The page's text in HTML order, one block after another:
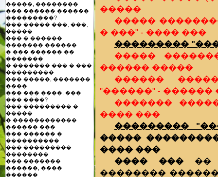
�����, ��������
��� ������ ������
���������?
��� ����� ���, ���,
�����
��� � ������
������� ������
� ��� ������ ��
�������
� ������� ��� � ���
���������
��� �����, �������
����
��� ��� ����, ���
��� ����?
��� ��������� �
�����
� ������������
������ ���
��� ������ �
����������
��� ���������
��������
��� �������
������, ����
������
�����
�����
� ���" - ���� ���
���������
�����
������ �����
������
"������" - ������
�������
���� ���
���������
�����
���� ���
���� �����
��������